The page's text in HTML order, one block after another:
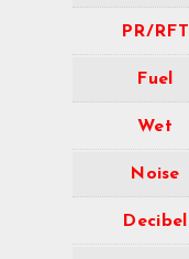
PR/RFT
Fuel
Wet
Noise
Decibel